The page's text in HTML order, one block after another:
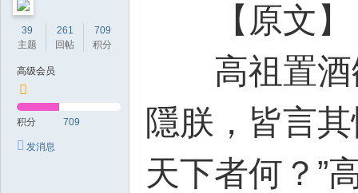
39
主题
261
回帖
709
积分
高级会员
积分 709
发消息
【原文】
高祖置酒雒
隱朕，皆言
天下者何？”